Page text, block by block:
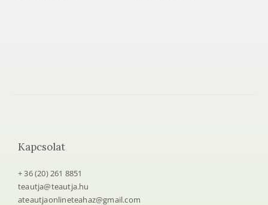
Kapcsolat
+ 36 (20) 261 8851
teautja@teautja.hu
ateautjaonlineteahaz@gmail.com